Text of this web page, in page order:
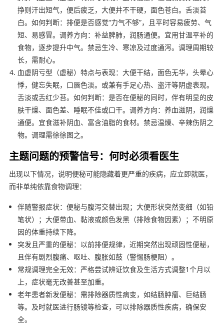
挣则汗出短气，便后疲乏，大便并不干硬，面色苍白。舌淡苔
白。如何判断：排便是否感觉“力气不够”，且平时容易疲劳、气
短、易感冒。调养方向：补益脾肺，润肠通便。宜用甘温平补的
食物，逐步提升中气。禁忌生冷、寒凉及过度通泻。调理周期较
长，需耐心。
血虚阴亏型（虚秘）特点与表现：大便干结，面色无华，头晕心
悸，健忘失眠，口唇色淡。或兼有手足心热、盗汗等阴虚表现。
舌淡或舌红少苔。如何判断：是否在便秘的同时，伴有明显的皮
肤干燥、面色差、睡眠不佳或口干。调养方向：养血滋阴，润燥
通便。宜食滋补阴血、富含油脂的食材。禁忌温燥、辛辣伤阴之
物。调理需徐徐图之。
主题问题的预警信号：何时必须看医生
出现以下情况，说明便秘可能隐藏着更严重的疾病，应立即就医，
而非单纯依靠食物调理：
伴随警报症状：便秘与腹泻交替出现；大便形状突然变细（如铅
笔状）；大便带血、黏液或颜色发黑（排除食物因素）；不明原
因的体重持续下降。
突发且严重的便秘：以前排便规律，近期突然出现顽固性便秘，
且伴有剧烈腹痛、呕吐、腹胀如鼓（警惕肠梗阻）。
常规调理完全无效：严格尝试辨证饮食及生活方式调整1个月以
上，症状毫无改善甚至加重。
老年患者新发便秘：需排除器质性病变，如结肠肿瘤、巨结肠
等。及时就医进行肠镜等检查，可以排除器质性疾病，确保安
全。